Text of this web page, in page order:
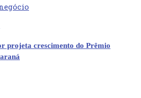
projeta crescimento do Prêmio